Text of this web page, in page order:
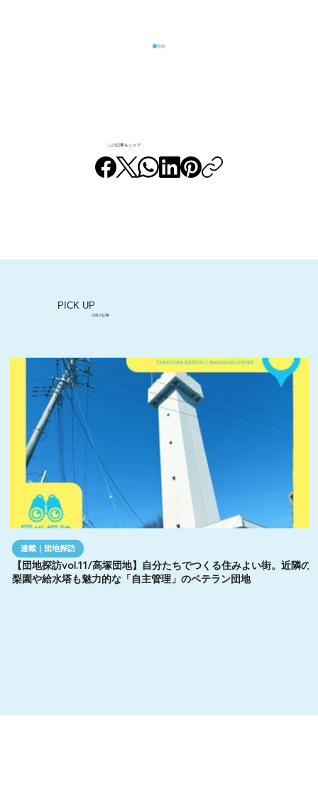
この記事をシェア
PICK UP
注目の記事
【団地探訪vol.11/高塚団地】自分たちでつくる住みよい街。近隣の
梨園や給水塔も魅力的な「自主管理」のベテラン団地
連載｜団地探訪